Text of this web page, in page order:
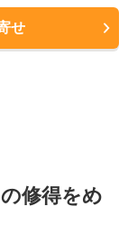
せ
修得をめ